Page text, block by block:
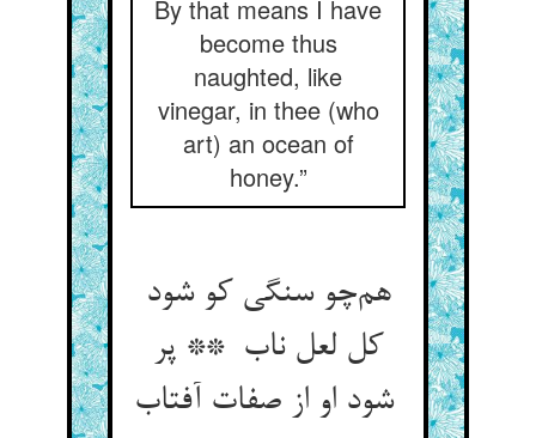
By that means I have
become thus
naughted, like
vinegar, in thee (who
art) an ocean of
honey.”
هم‌چو سنگی کو شود
کل لعل ناب ** پر
شود او از صفات آفتاب